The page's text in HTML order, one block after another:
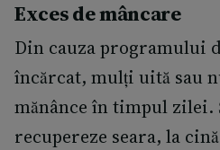
Exces de mâncare
Din cauza programului
încărcat, mulți uită sau
mănânce în timpul zilei.
recupereze seara, la